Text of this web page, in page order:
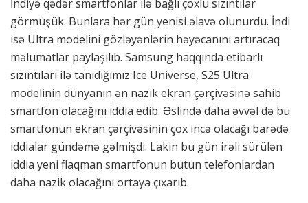
İndiyə qədər smartfonlar ilə bağlı çoxlu sızıntılar
görmüşük. Bunlara hər gün yenisi əlavə olunurdu. İndi
isə Ultra modelini gözləyənlərin həyəcanını artıracaq
məlumatlar paylaşılıb. Samsung haqqında etibarlı
sızıntıları ilə tanıdığımız Ice Universe, S25 Ultra
modelinin dünyanın ən nazik ekran çərçivəsinə sahib
smartfon olacağını iddia edib. Əslində daha əvvəl də bu
smartfonun ekran çərçivəsinin çox incə olacağı barədə
iddialar gündəmə gəlmişdi. Lakin bu gün irəli sürülən
iddia yeni flaqman smartfonun bütün telefonlardan
daha nazik olacağını ortaya çıxarıb.